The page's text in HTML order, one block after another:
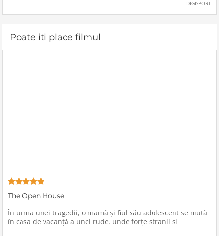
DIGISPORT
Poate iti place filmul
The Open House
În urma unei tragedii, o mamă şi fiul său adolescent se mută
în casa de vacanţă a unei rude, unde forţe stranii si
inexplicabile conspiră împotriva lor.